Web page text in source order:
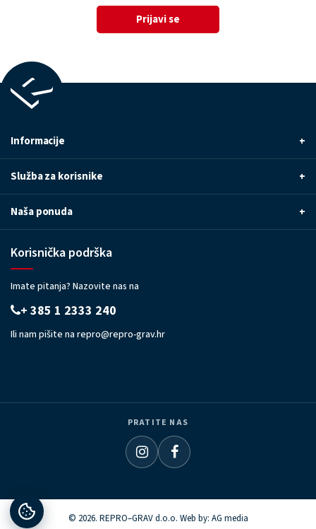
Prijavi se
Informacije +
Služba za korisnike +
Naša ponuda +
Korisnička podrška
Imate pitanja? Nazovite nas na
+ 385 1 2333 240
Ili nam pišite na repro@repro-grav.hr
PRATITE NAS
© 2026. REPRO–GRAV d.o.o. Web by: AG media